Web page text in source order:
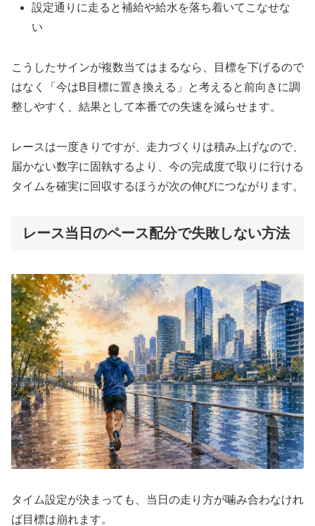
設定通りに走ると補給や給水を落ち着いてこなせな
い
こうしたサインが複数当てはまるなら、目標を下げるので
はなく「今はB目標に置き換える」と考えると前向きに調
整しやすく、結果として本番での失速を減らせます。
レースは一度きりですが、走力づくりは積み上げなので、
届かない数字に固執するより、今の完成度で取りに行ける
タイムを確実に回収するほうが次の伸びにつながります。
レース当日のペース配分で失敗しない方法
タイム設定が決まっても、当日の走り方が噛み合わなけれ
ば目標は崩れます。